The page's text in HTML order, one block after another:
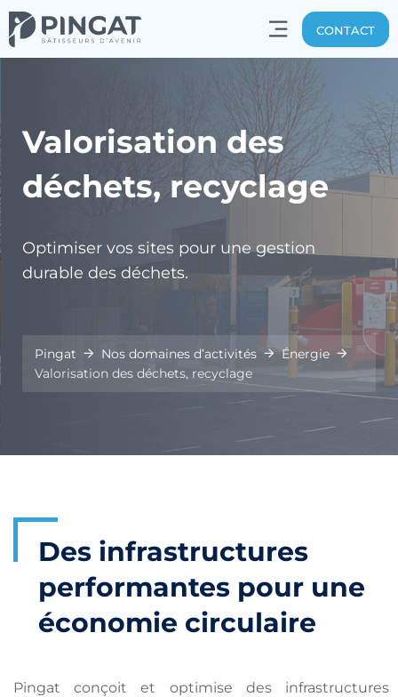
CONTACT
Valorisation des
déchets, recyclage
Optimiser vos sites pour une gestion
durable des déchets.
Pingat Nos domaines d’activités
Énergie
Valorisation des déchets, recyclage
Des infrastructures
performantes pour une
économie circulaire
Pingat conçoit et optimise des infrastructures